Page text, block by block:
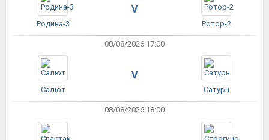
Родина-3
V
Ротор-2
08/08/2026 17:00
Салют
V
Сатурн
08/08/2026 18:00